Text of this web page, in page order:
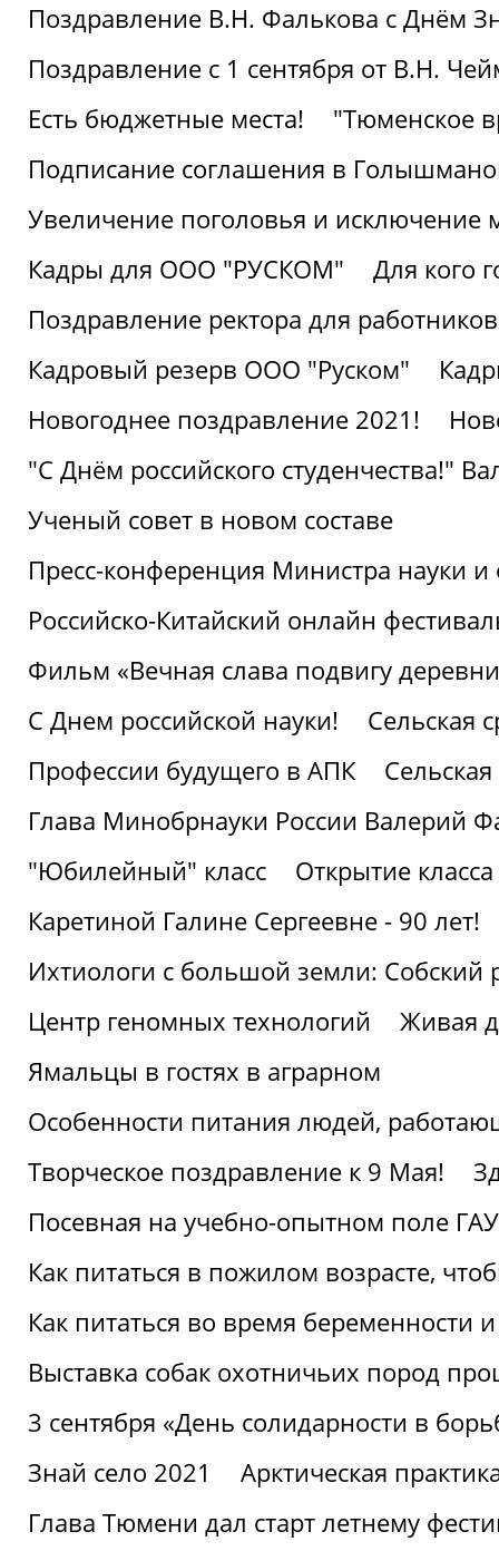
Поздравление В.Н. Фалькова с Днём
Поздравление с 1 сентября от В.Н.
Есть бюджетные места!
"Тюменское
Подписание соглашения в
Увеличение поголовья и исключение
Кадры для ООО "РУСКОМ"
Для кого
Поздравление ректора для
Кадровый резерв ООО "Руском"
Новогоднее поздравление 2021!
"С Днём российского студенчества!"
Ученый совет в новом составе
Пресс-конференция Министра науки
Российско-Китайский онлайн
Фильм «Вечная слава подвигу
С Днем российской науки!
Сельская
Профессии будущего в АПК
Глава Минобрнауки России Валерий
"Юбилейный" класс
Открытие
Каретиной Галине Сергеевне - 90 лет!
Ихтиологи с большой земли: Собский
Центр геномных технологий
Живая
Ямальцы в гостях в аграрном
Особенности питания людей,
Творческое поздравление к 9 Мая!
Посевная на учебно-опытном поле
Как питаться в пожилом возрасте,
Как питаться во время беременности
Выставка собак охотничьих пород
3 сентября «День солидарности в
Знай село 2021
Арктическая
Глава Тюмени дал старт летнему